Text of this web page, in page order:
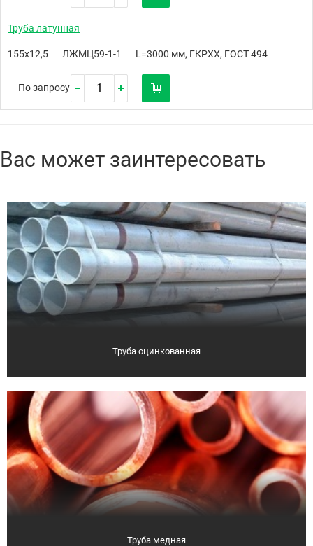
Труба латунная
155х12,5 ЛЖМЦ59-1-1 L=3000 мм, ГКРХХ, ГОСТ 494
По запросу
Вас может заинтересовать
Труба оцинкованная
Труба медная